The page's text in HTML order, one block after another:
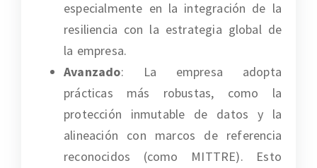
especialmente en la integración de la
resiliencia con la estrategia global de
la empresa.
Avanzado: La empresa adopta
prácticas más robustas, como la
protección inmutable de datos y la
alineación con marcos de referencia
reconocidos (como MITTRE). Esto